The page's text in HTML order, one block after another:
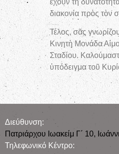
διακονία πρὸς τὸν
Τέλος, σᾶς
Κινητὴ Μονάδα
Σταδίου.
ὑπόδειγμα τοῦ
Διεύθυνση:
Πατριάρχου Ιωακείμ Γ΄ 10,
Τηλεφωνικό Κέντρο: